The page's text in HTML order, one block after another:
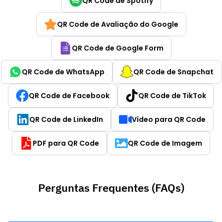
QR Code de Avaliação do Google
QR Code de Google Form
QR Code de WhatsApp QR Code de Snapchat
QR Code de Facebook QR Code de TikTok
QR Code de LinkedIn Vídeo para QR Code
PDF para QR Code QR Code de Imagem
Perguntas Frequentes (FAQs)